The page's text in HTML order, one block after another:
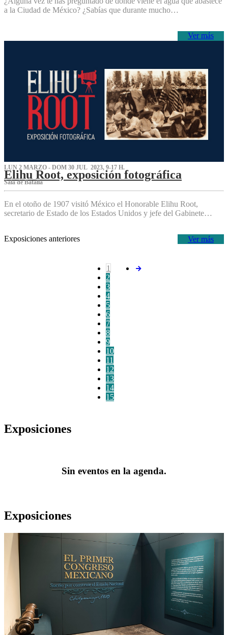
a la Ciudad de México? ¿Sabías que durante mucho…
Ver más
LUN 2 MARZO - DOM 30 JUL 2023, 9-17 H.
Elihu Root, exposición fotográfica
Sala de Batalla
En el otoño de 1907 visitó México el Honorable Elihu Root,
secretario de Estado de los Estados Unidos y jefe del Gabinete…
Ver más
Exposiciones anteriores
1
2
3
4
5
6
7
8
9
10
11
12
13
14
15
Exposiciones
Sin eventos en la agenda.
Exposiciones